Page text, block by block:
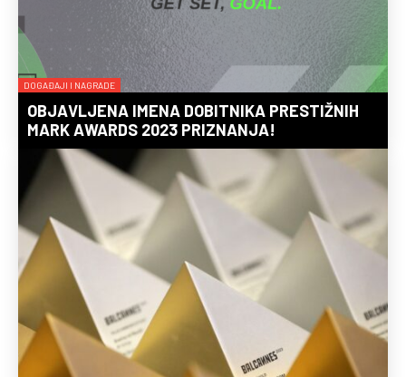
DOGAĐAJI I NAGRADE
OBJAVLJENA IMENA DOBITNIKA PRESTIŽNIH
MARK AWARDS 2023 PRIZNANJA!